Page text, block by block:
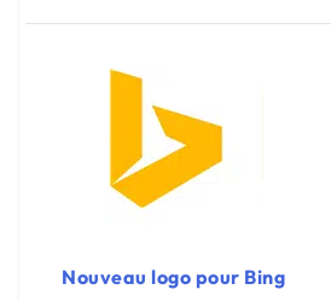
Nouveau logo pour Bing